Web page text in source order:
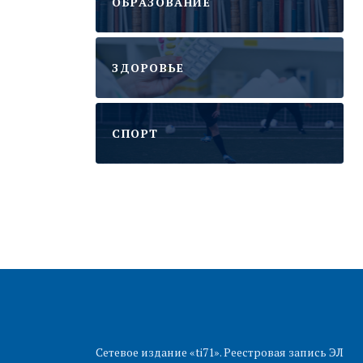
ЗДОРОВЬЕ
CПОРТ
Сетевое издание «ti71». Реестровая запись ЭЛ